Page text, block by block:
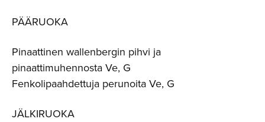
PÄÄRUOKA
Pinaattinen wallenbergin pihvi ja
pinaattimuhennosta Ve, G
Fenkolipaahdettuja perunoita Ve, G
JÄLKIRUOKA